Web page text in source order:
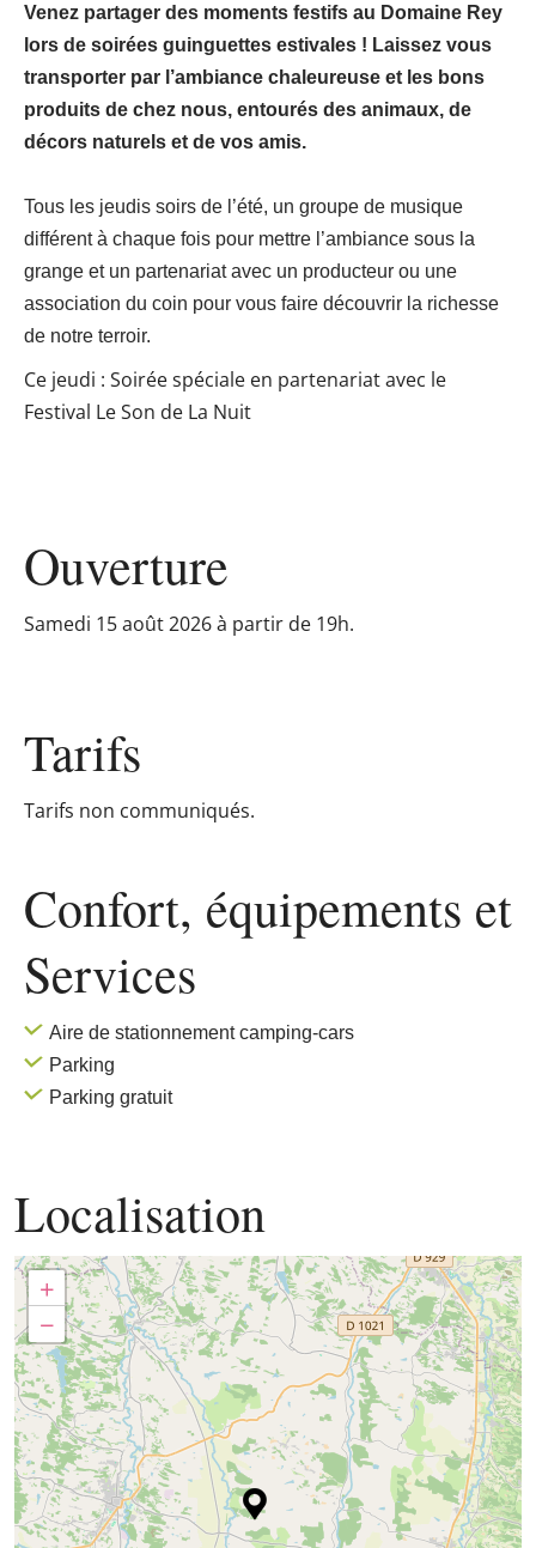
Venez partager des moments festifs au Domaine Rey
lors de soirées guinguettes estivales ! Laissez vous
transporter par l’ambiance chaleureuse et les bons
produits de chez nous, entourés des animaux, de
décors naturels et de vos amis.
Tous les jeudis soirs de l’été, un groupe de musique
différent à chaque fois pour mettre l’ambiance sous la
grange et un partenariat avec un producteur ou une
association du coin pour vous faire découvrir la richesse
de notre terroir.
Ce jeudi : Soirée spéciale en partenariat avec le
Festival Le Son de La Nuit
Ouverture
Samedi 15 août 2026 à partir de 19h.
Tarifs
Tarifs non communiqués.
Confort, équipements et
Services
Aire de stationnement camping-cars
Parking
Parking gratuit
Localisation
+
−